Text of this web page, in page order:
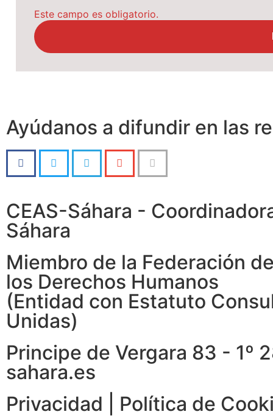
Este campo es obligatorio.
Ayúdanos a difundir en las
CEAS-Sáhara -
Sáhara
Miembro de la Federación
los Derechos Humanos
(Entidad con Estatuto
Unidas)
Principe de Vergara 83 - 1º
sahara.es
Privacidad
Política de